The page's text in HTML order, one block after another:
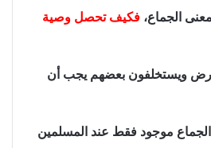
الجماع، فكيف تحصل وصية
ويستخلفون بعضهم يجب أن
الجماع موجود فقط عند المسلمين